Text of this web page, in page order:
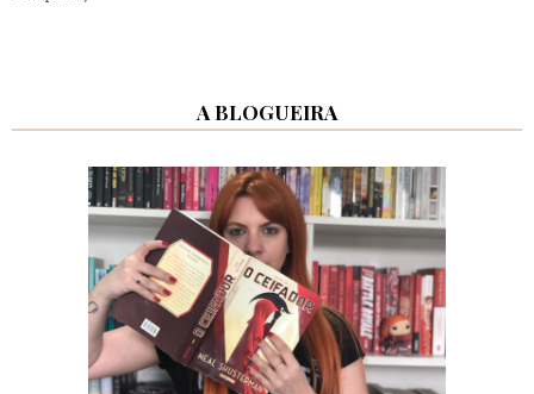
A BLOGUEIRA